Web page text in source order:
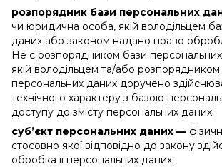
розпорядник бази персональних
чи юридична особа, якій володільцем
даних або законом надано право
Не є розпорядником бази
якій володільцем та/або
персональних даних доручено
технічного характеру з базою
доступу до змісту персональних даних;
суб’єкт персональних даних —
стосовно якої відповідно до закону
обробка її персональних даних;